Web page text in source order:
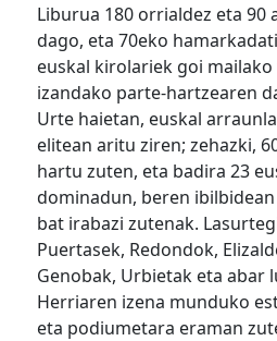
Liburua 180 orrialdez eta 90
dago, eta 70eko
euskal kirolariek goi
izandako parte-hartzearen
Urte haietan, euskal
elitean aritu ziren; zehazki,
hartu zuten, eta badira 23
dominadun, beren
bat irabazi zutenak.
Puertasek, Redondok,
Genobak, Urbietak eta abar
Herriaren izena munduko
eta podiumetara eraman